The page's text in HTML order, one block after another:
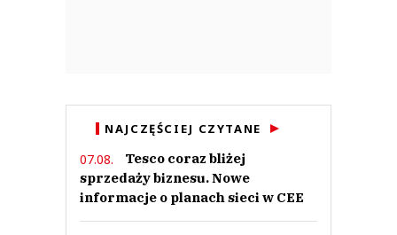
NAJCZĘŚCIEJ CZYTANE
07.08.
Tesco coraz bliżej
sprzedaży biznesu. Nowe
informacje o planach sieci w CEE